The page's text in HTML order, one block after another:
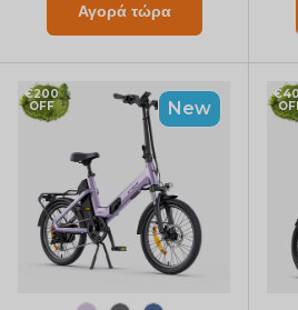
Αγορά τώρα
New
€200
OFF